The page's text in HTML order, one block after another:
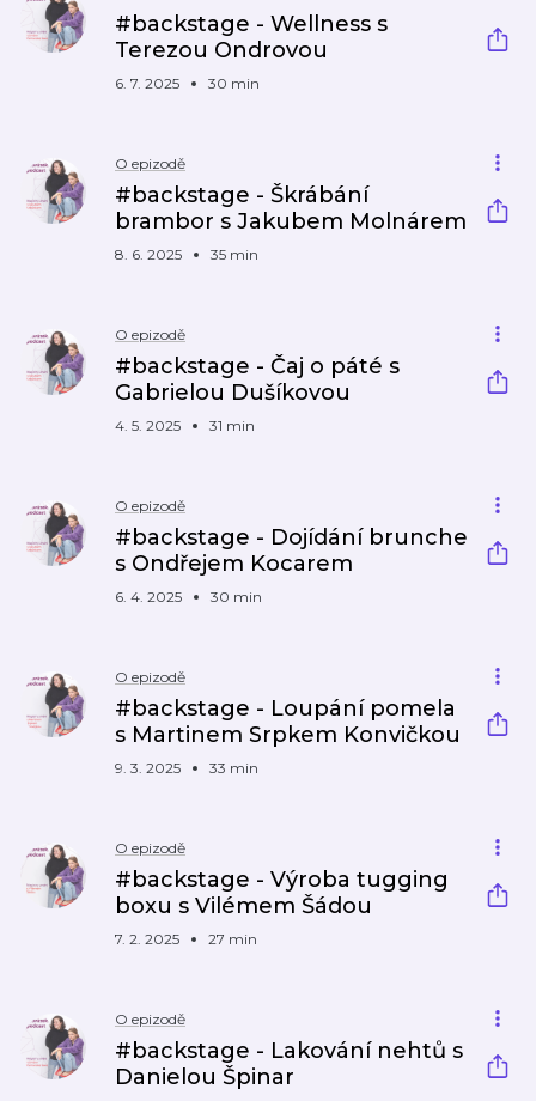
#backstage - Wellness s
Terezou Ondrovou
6. 7. 2025 30 min
O epizodě
#backstage - Škrábání
brambor s Jakubem Molnárem
8. 6. 2025 35 min
O epizodě
#backstage - Čaj o páté s
Gabrielou Dušíkovou
4. 5. 2025 31 min
O epizodě
#backstage - Dojídání brunche
s Ondřejem Kocarem
6. 4. 2025 30 min
O epizodě
#backstage - Loupání pomela
s Martinem Srpkem Konvičkou
9. 3. 2025 33 min
O epizodě
#backstage - Výroba tugging
boxu s Vilémem Šádou
7. 2. 2025 27 min
O epizodě
#backstage - Lakování nehtů s
Danielou Špinar